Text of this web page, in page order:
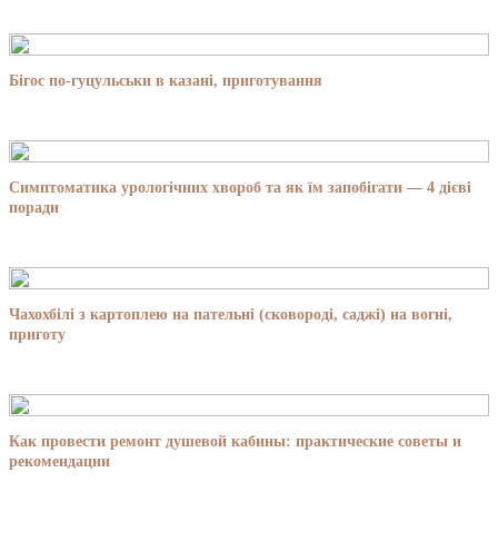
Бігос по-гуцульськи в казані, приготування
Симптоматика урологічних хвороб та як їм запобігати — 4 дієві
поради
Чахохбілі з картоплею на пательні (сковороді, саджі) на вогні,
приготу
Как провести ремонт душевой кабины: практические советы и
рекомендации